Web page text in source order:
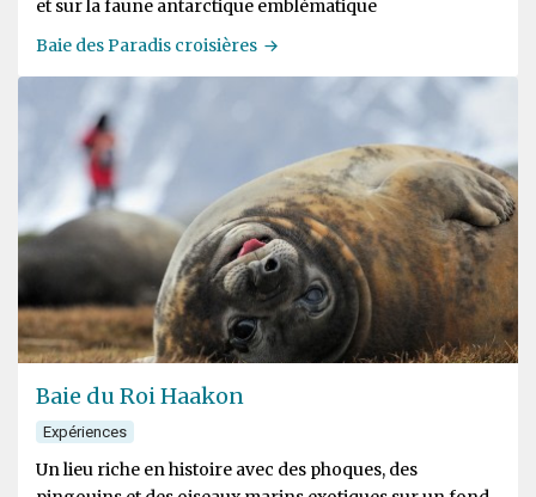
et sur la faune antarctique emblématique
Baie des Paradis croisières
Baie du Roi Haakon
Expériences
Un lieu riche en histoire avec des phoques, des